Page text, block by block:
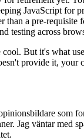
JavaScript for
than a pre-requisite
testing across
But it's what
provide it, your
som
Jag väntar med